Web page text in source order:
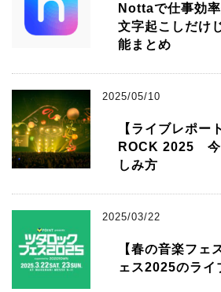
Nottaで仕事効
文字起こしだけ
能まとめ
2025/05/10
【ライブレポー
ROCK 2025 今
しみ方
2025/03/22
【春の音楽フェ
ェス2025のライ